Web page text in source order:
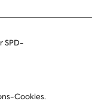
SPD-
Cookies.